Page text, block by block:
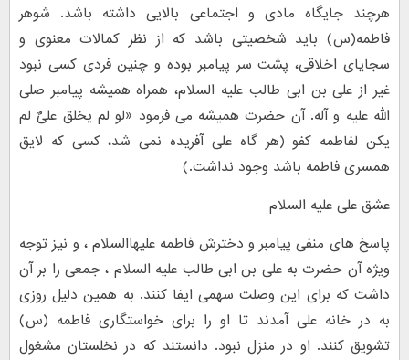
هرچند جایگاه مادی و اجتماعی بالایی داشته باشد. شوهر
فاطمه(س) باید شخصیتی باشد که از نظر کمالات معنوی و
سجایای اخلاقی، پشت سر پیامبر بوده و چنین فردی کسی نبود
غیر از علی بن ابی طالب علیه السلام، همراه همیشه پیامبر صلی
الله علیه و آله. آن حضرت همیشه می فرمود «لو لم یخلق علیٌ لم
یکن لفاطمه کفو (هر گاه علی آفریده نمی شد، کسی که لایق
همسری فاطمه باشد وجود نداشت.)
عشق علی علیه السلام
پاسخ های منفی پیامبر و دخترش فاطمه علیهاالسلام ، و نیز توجه
ویژه آن حضرت به علی بن ابی طالب علیه السلام ، جمعی را بر آن
داشت که برای این وصلت سهمی ایفا کنند. به همین دلیل روزی
به در خانه علی آمدند تا او را برای خواستگاری فاطمه (س)
تشویق کنند. او در منزل نبود. دانستند که در نخلستان مشغول